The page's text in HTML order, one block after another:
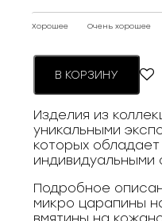
Хорошее Очень хорошее
В КОРЗИНУ
Изделия из
уникальными
которых
индивидуальными
Подробное
микро царапины